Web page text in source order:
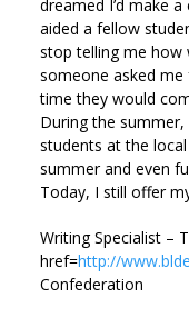
dreamed I’d make
aided a fellow
stop telling me how
someone asked
time they would
During the
students at the
summer and even
Today, I still offer
Writing Specialist –
href=http://
Confederation